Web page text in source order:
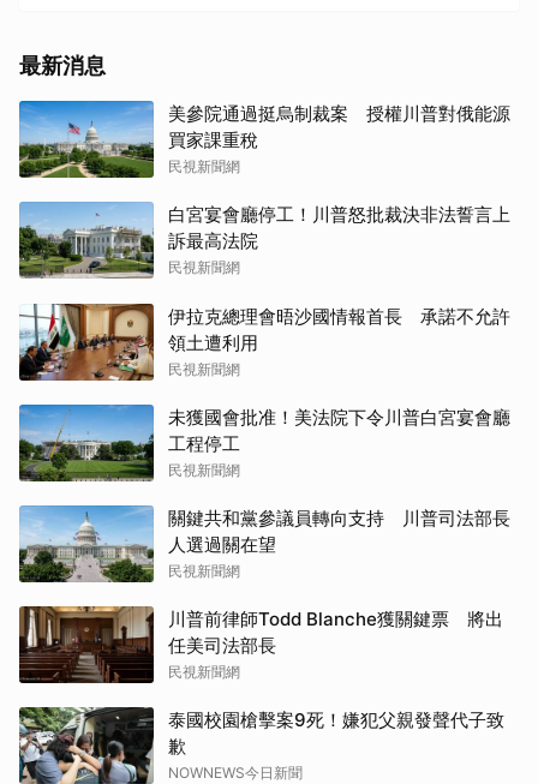
最新消息
美參院通過挺烏制裁案 授權川普對俄能源
買家課重稅
民視新聞網
白宮宴會廳停工！川普怒批裁決非法誓言上
訴最高法院
民視新聞網
伊拉克總理會晤沙國情報首長 承諾不允許
領土遭利用
民視新聞網
未獲國會批准！美法院下令川普白宮宴會廳
工程停工
民視新聞網
關鍵共和黨參議員轉向支持 川普司法部長
人選過關在望
民視新聞網
川普前律師Todd Blanche獲關鍵票 將出
任美司法部長
民視新聞網
泰國校園槍擊案9死！嫌犯父親發聲代子致
歉
NOWNEWS今日新聞